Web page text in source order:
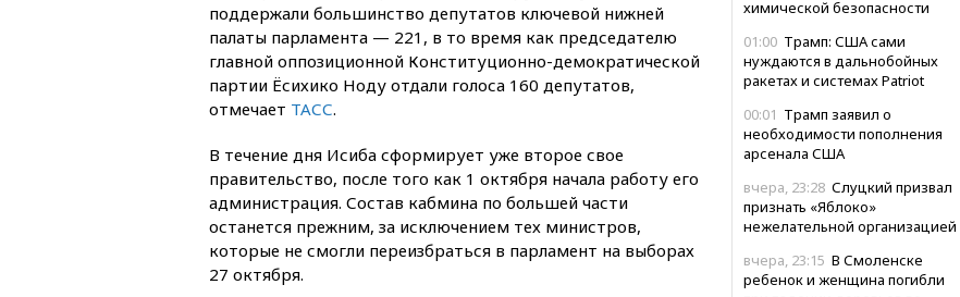
химической безопасности
01:00 Трамп: США сами
нуждаются в дальнобойных
ракетах и системах Patriot
00:01 Трамп заявил о
необходимости пополнения
арсенала США
вчера, 23:28 Слуцкий призвал
признать «Яблоко»
нежелательной организацией
вчера, 23:15 В Смоленске
ребенок и женщина погибли
поддержали большинство депутатов ключевой нижней
палаты парламента — 221, в то время как председателю
главной оппозиционной Конституционно-демократической
партии Ёсихико Ноду отдали голоса 160 депутатов,
отмечает ТАСС.
В течение дня Исиба сформирует уже второе свое
правительство, после того как 1 октября начала работу его
администрация. Состав кабмина по большей части
останется прежним, за исключением тех министров,
которые не смогли переизбраться в парламент на выборах
27 октября.